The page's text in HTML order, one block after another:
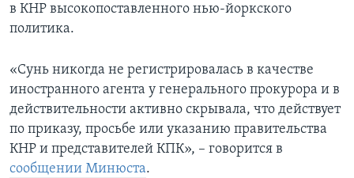
в КНР высокопоставленного нью-йоркского
политика.
«Сунь никогда не регистрировалась в качестве
иностранного агента у генерального прокурора и в
действительности активно скрывала, что действует
по приказу, просьбе или указанию правительства
КНР и представителей КПК», – говорится в
сообщении Минюста.